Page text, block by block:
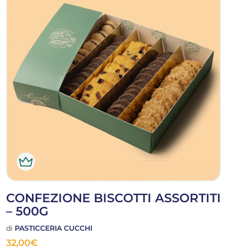
CONFEZIONE BISCOTTI ASSORTITI
– 500G
di PASTICCERIA CUCCHI
32,00€